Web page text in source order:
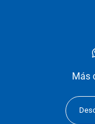
Más